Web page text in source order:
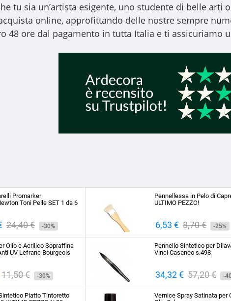
tu sia un’artista esigente, uno studente di belle
online, approfittando delle nostre sempre
48 ore dal pagamento in tutta Italia e ti assicuriamo
Promarker
Toni Pelle SET 1 da 6
Prezzo
base
24,40 € -30%
Pennellessa in Pelo di
ULTIMO PEZZO!
Prezzo
6,53 € Prezzo
base
8,70 € -25%
Olio e Acrilico Sopraffina
UV Lefranc Bourgeois
Prezzo
base
11,50 € -30%
Pennello Sintetico per
Vinci Casaneo s.498
Prezzo
34,32 € Prezzo
base
57,20 € -
Piatto Tintoretto
Vernice Spray Satinata per